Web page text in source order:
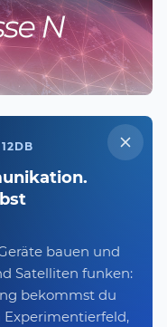
bauen und
Satelliten funken:
bekommst du